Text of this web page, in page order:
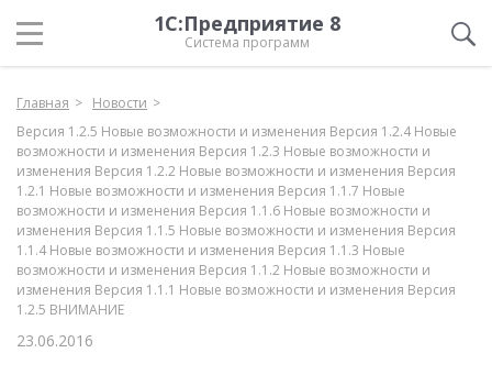
1С:Предприятие 8
Система программ
Главная
Новости
Версия 1.2.5 Новые возможности и изменения Версия 1.2.4 Новые
возможности и изменения Версия 1.2.3 Новые возможности и
изменения Версия 1.2.2 Новые возможности и изменения Версия
1.2.1 Новые возможности и изменения Версия 1.1.7 Новые
возможности и изменения Версия 1.1.6 Новые возможности и
изменения Версия 1.1.5 Новые возможности и изменения Версия
1.1.4 Новые возможности и изменения Версия 1.1.3 Новые
возможности и изменения Версия 1.1.2 Новые возможности и
изменения Версия 1.1.1 Новые возможности и изменения Версия
1.2.5 ВНИМАНИЕ
23.06.2016